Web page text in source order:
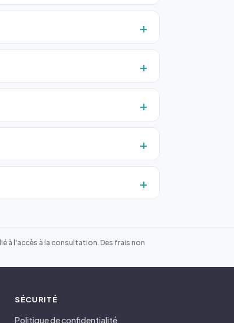
à l'accès à la consultation. Des frais non
SÉCURITÉ
Politique de confidentialité